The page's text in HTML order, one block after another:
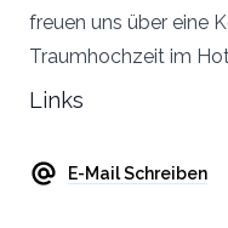
freuen uns über eine
Traumhochzeit im
Links
E-Mail Schreiben